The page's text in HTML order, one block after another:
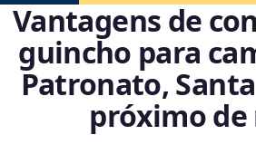
Vantagens de
guincho para
Patronato, Santa
próximo de